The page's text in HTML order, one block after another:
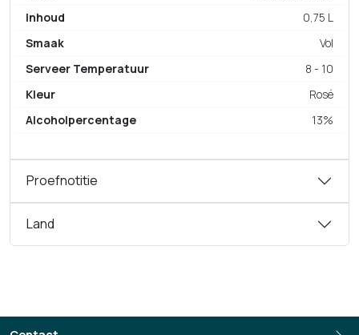
Inhoud
0,75 L
Smaak
Vol
Serveer Temperatuur
8 - 10
Kleur
Rosé
Alcoholpercentage
13%
Proefnotitie
Land